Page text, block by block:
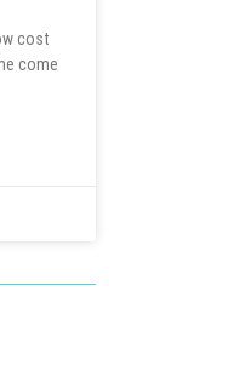
cost
come